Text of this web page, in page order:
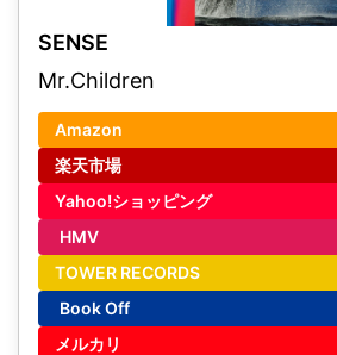
SENSE
Mr.Children
Amazon
楽天市場
Yahoo!ショッピング
HMV
TOWER RECORDS
Book Off
メルカリ